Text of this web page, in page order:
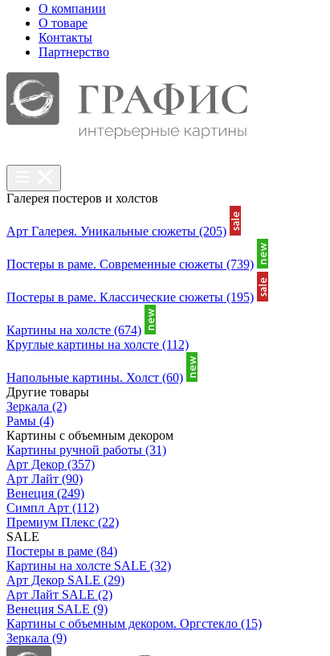
О компании
О товаре
Контакты
Партнерcтво
Галерея постеров и холстов
Арт Галерея. Уникальные сюжеты (205)
Постеры в раме. Современные сюжеты (739)
Постеры в раме. Классические сюжеты (195)
Картины на холсте (674)
Круглые картины на холсте (112)
Напольные картины. Холст (60)
Другие товары
Зеркала (2)
Рамы (4)
Картины с объемным декором
Картины ручной работы (31)
Арт Декор (357)
Арт Лайт (90)
Венеция (249)
Симпл Арт (112)
Премиум Плекс (22)
SALE
Постеры в раме (84)
Картины на холсте SALE (32)
Арт Декор SALE (29)
Арт Лайт SALE (2)
Венеция SALE (9)
Картины с объемным декором. Оргстекло (15)
Зеркала (9)